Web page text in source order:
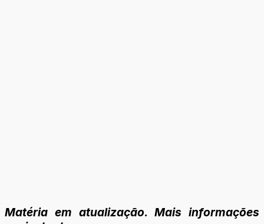
Matéria em atualização. Mais informações